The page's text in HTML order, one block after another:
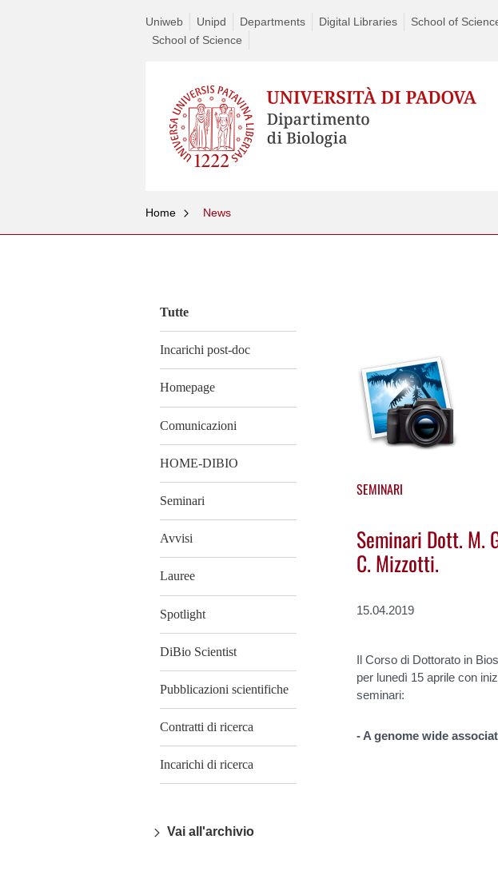
Uniweb Unipd Departments Digital Libraries
School of
School of Science
Home News
Tutte
Incarichi post-doc
Homepage
Comunicazioni
HOME-DIBIO
Seminari
Avvisi
Lauree
Spotlight
DiBio Scientist
Pubblicazioni scientifiche
Contratti di ricerca
Incarichi di ricerca
Vai all'archivio
SEMINARI
Seminari Dott. M.
C. Mizzotti.
15.04.2019
Il Corso di Dottorato in
per lunedì 15 aprile con
seminari:
- A genome wide